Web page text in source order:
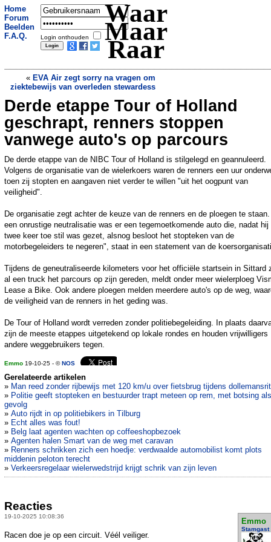
Home
Forum
Beelden
F.A.Q.
Login onthouden
Waar
Maar
Raar
« EVA Air zegt sorry na vragen om
ziektebewijs van overleden stewardess
Boer vindt lichaam op akker, mogelijk
uit vliegtuig gevallen verstekeling
Derde etappe Tour of Holland
geschrapt, renners stoppen
vanwege auto's op parcours
De derde etappe van de NIBC Tour of Holland is stilgelegd en geannuleerd.
Volgens de organisatie van de wielerkoers waren de renners een uur
toen zij stopten en aangaven niet verder te willen "uit het oogpunt van
veiligheid".
De organisatie zegt achter de keuze van de renners en de ploegen te
een onrustige neutralisatie was er een tegemoetkomende auto die, nadat hij
twee keer toe stil was gezet, alsnog besloot het stopteken van de
motorbegeleiders te negeren", staat in een statement van de
Tijdens de geneutraliseerde kilometers voor het officiële startsein in Sittard
al een truck het parcours op zijn gereden, meldt onder meer wielerploeg
Lease a Bike. Ook andere ploegen melden meerdere auto's op de weg,
de veiligheid van de renners in het geding was.
De Tour of Holland wordt verreden zonder politiebegeleiding. In plaats
zijn de meeste etappes uitgetekend op lokale rondes en houden vrijwilligers
andere weggebruikers tegen.
Emmo 19-10-25 - ©NOS
Gerelateerde artikelen
» Man reed zonder rijbewijs met 120 km/u over fietsbrug tijdens dollemansrit
» Politie geeft stopteken en bestuurder trapt meteen op rem, met botsing als
gevolg
» Auto rijdt in op politiebikers in Tilburg
» Echt alles was fout!
» Belg laat agenten wachten op coffeeshopbezoek
» Agenten halen Smart van de weg met caravan
» Renners schrikken zich een hoedje: verdwaalde automobilist komt plots
middenin peloton terecht
» Verkeersregelaar wielerwedstrijd krijgt schrik van zijn leven
Reacties
19-10-2025 10:08:36
Emmo
Stamgast
Racen doe je op een circuit. Véél veiliger.